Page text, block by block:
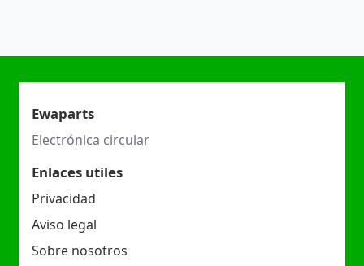
Ewaparts
Electrónica circular
Enlaces utiles
Privacidad
Aviso legal
Sobre nosotros